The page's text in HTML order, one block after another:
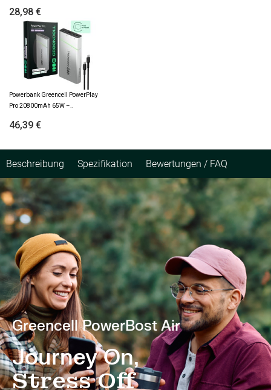
28,98 €
Powerbank Greencell PowerPlay
Pro 20800mAh 65W –..
46,39 €
Beschreibung Spezifikation Bewertungen / FAQ
Greencell PowerBost Air
Journey On,
Stress Off